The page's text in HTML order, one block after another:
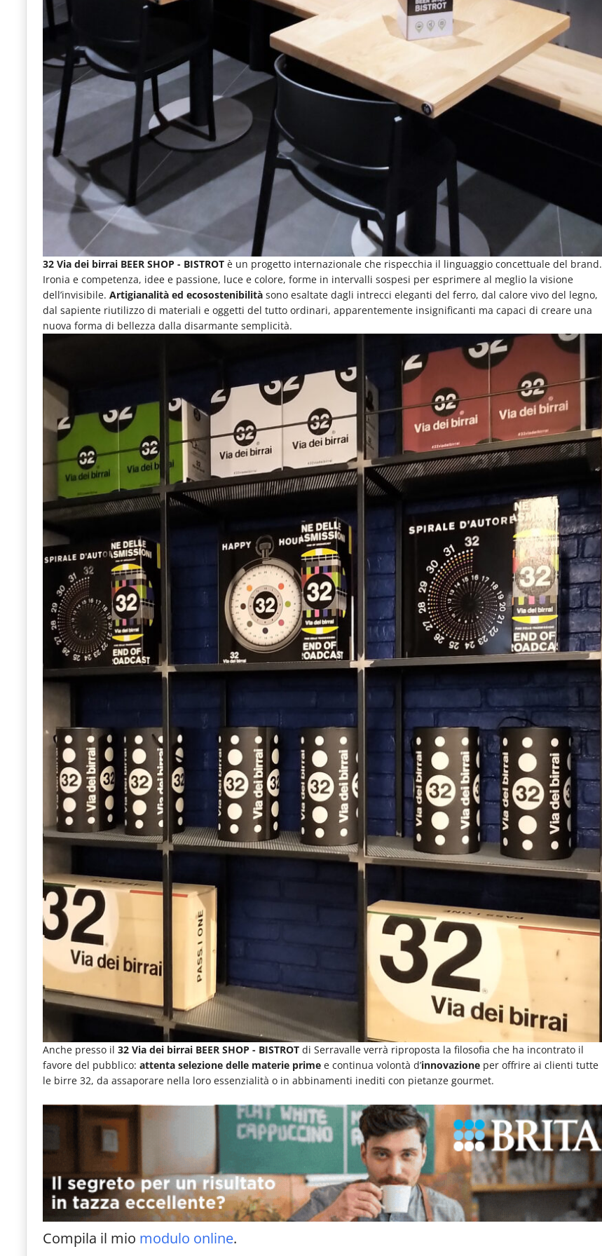
32 Via dei birrai BEER SHOP - BISTROT è un progetto internazionale che rispecchia il linguaggio concettuale del brand.
Ironia e competenza, idee e passione, luce e colore, forme in intervalli sospesi per esprimere al meglio la visione
dell’invisibile. Artigianalità ed ecosostenibilità sono esaltate dagli intrecci eleganti del ferro, dal calore vivo del legno,
dal sapiente riutilizzo di materiali e oggetti del tutto ordinari, apparentemente insignificanti ma capaci di creare una
nuova forma di bellezza dalla disarmante semplicità.
Anche presso il 32 Via dei birrai BEER SHOP - BISTROT di Serravalle verrà riproposta la filosofia che ha incontrato il
favore del pubblico: attenta selezione delle materie prime e continua volontà d’innovazione per offrire ai clienti tutte
le birre 32, da assaporare nella loro essenzialità o in abbinamenti inediti con pietanze gourmet.
Compila il mio modulo online.